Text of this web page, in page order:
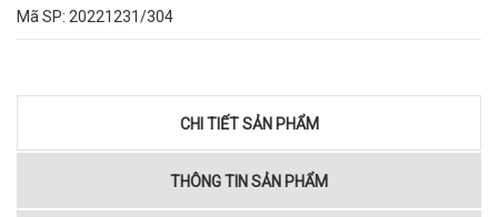
Mã SP: 20221231/304
CHI TIẾT SẢN PHẨM
THÔNG TIN SẢN PHẨM